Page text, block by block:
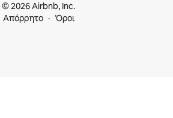
© 2026 Airbnb, Inc.
Απόρρητο
Όροι